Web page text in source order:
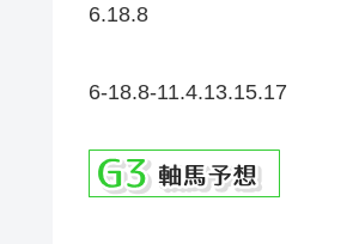
6.18.8
6-18.8-11.4.13.15.17